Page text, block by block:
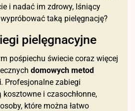
i nadać im zdrowy, lśniący
taką pielęgnację?
pielęgnacyjne
pośpiechu świecie coraz więcej
domowych metod
. Profesjonalne zabiegi
i czasochłonne,
które można łatwo